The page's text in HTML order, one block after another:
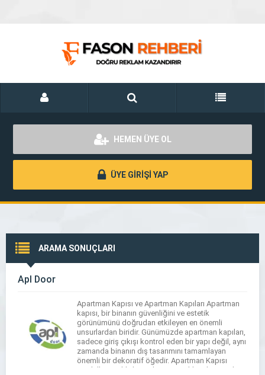
HEMEN ÜYE OL
ÜYE GİRİŞİ YAP
ARAMA SONUÇLARI
Apl Door
Apartman Kapısı ve Apartman Kapıları Apartman
kapısı, bir binanın güvenliğini ve estetik
görünümünü doğrudan etkileyen en önemli
unsurlardan biridir. Günümüzde apartman kapıları,
sadece giriş çıkışı kontrol eden bir yapı değil, aynı
zamanda binanın dış tasarımını tamamlayan
önemli bir dekoratif öğedir. Apartman Kapısı
Modelleri Farklı ihtiyaçlara ve zevklere hitap eden